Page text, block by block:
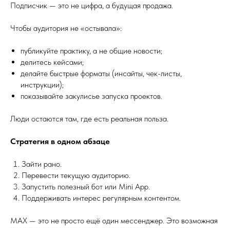
Подписчик — это не цифра, а будущая продажа.
Чтобы аудитория не «остывала»:
публикуйте практику, а не общие новости;
делитесь кейсами;
делайте быстрые форматы (инсайты, чек-листы,
инструкции);
показывайте закулисье запуска проектов.
Люди остаются там, где есть реальная польза.
Стратегия в одном абзаце
Зайти рано.
Перевести текущую аудиторию.
Запустить полезный бот или Mini App.
Поддерживать интерес регулярным контентом.
MAX — это не просто ещё один мессенджер. Это возможная